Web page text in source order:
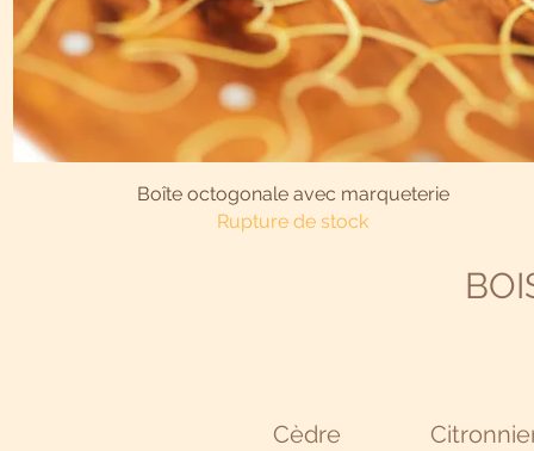
Aperçu rapide
Boîte octogonale avec marqueterie
Rupture de stock
Cèdre